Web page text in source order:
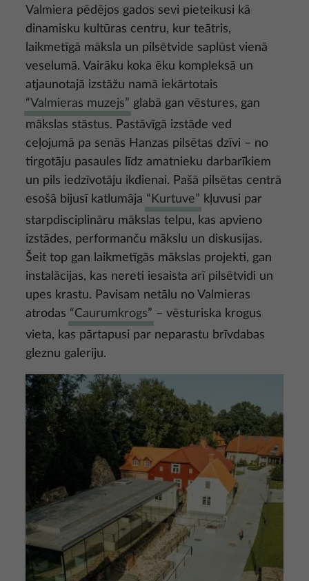
Valmiera pēdējos gados sevi pieteikusi kā
dinamisku kultūras centru, kur teātris,
laikmetīgā māksla un pilsētvide saplūst vienā
veselumā. Vairāku koka ēku kompleksā un
atjaunotajā izstāžu namā iekārtotais
“Valmieras muzejs” glabā gan vēstures, gan
mākslas stāstus. Pastāvīgā izstāde ved
ceļojumā pa senās Hanzas pilsētas dzīvi – no
tirgotāju pasaules līdz amatnieku darbarīkiem
un pils iedzīvotāju ikdienai. Pašā pilsētas centrā
esošā bijusī katlumāja “Kurtuve” kļuvusi par
starpdisciplināru mākslas telpu, kas apvieno
izstādes, performanču mākslu un diskusijas.
Šeit top gan laikmetīgās mākslas projekti, gan
instalācijas, kas nereti iesaista arī pilsētvidi un
upes krastu. Pavisam netālu no Valmieras
atrodas “Caurumkrogs” – vēsturiska krogus
vieta, kas pārtapusi par neparastu brīvdabas
gleznu galeriju.
Attēls